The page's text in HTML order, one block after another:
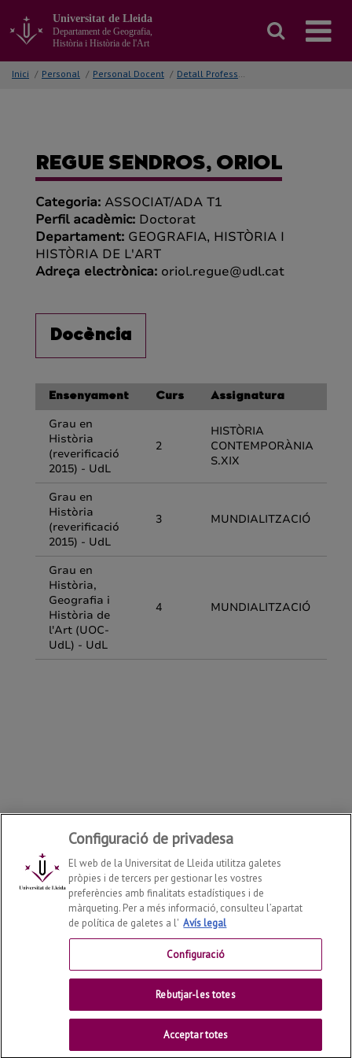
contingut
Universitat de Lleida
Departament de Geografia,
Història i Història de l'Art
Inici / Personal / Personal Docent / Detall Professor/a
Departament de Geografia, Història i Història de l'Art
© | Telf: +34 973 702131
Contactar
Universitat de Lleida
Configuració de privadesa
El web de la Universitat de Lleida utilitza galetes
pròpies i de tercers per gestionar les vostres
preferències amb finalitats estadístiques i de
màrqueting. Per a més informació, consulteu l’apartat
de política de galetes a l' Avís legal
Configuració
Rebutjar-les totes
Acceptar totes